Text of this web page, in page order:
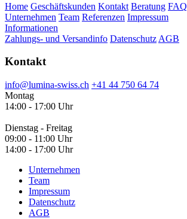
Home Geschäftskunden Kontakt Beratung FAQ
Unternehmen Team Referenzen Impressum
Informationen
Zahlungs- und Versandinfo Datenschutz AGB
Kontakt
info@lumina-swiss.ch +41 44 750 64 74
Montag
14:00 - 17:00 Uhr
Dienstag - Freitag
09:00 - 11:00 Uhr
14:00 - 17:00 Uhr
Unternehmen
Team
Impressum
Datenschutz
AGB